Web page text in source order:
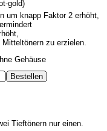
gold)
um knapp Faktor 2 erhöht,
zu erzielen.
Gehäuse
Tieftönern nur einen.